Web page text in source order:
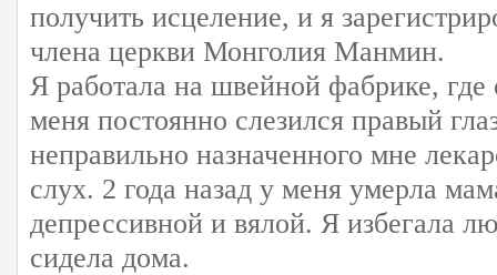
получить исцеление, и я
члена церкви Монголия Манмин.
Я работала на швейной фабрике,
меня постоянно слезился правый
неправильно назначенного мне
слух. 2 года назад у меня умерла
депрессивной и вялой. Я избегала
сидела дома.